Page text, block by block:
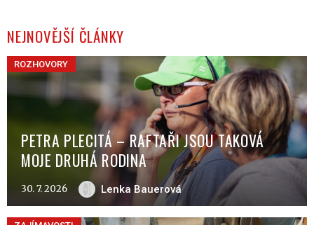
NEJNOVĚJŠÍ ČLÁNKY
ROZHOVORY
PETRA PLECITÁ – RAFTAŘI JSOU TAKOVÁ
MOJE DRUHÁ RODINA
30. 7. 2026 Lenka Bauerová